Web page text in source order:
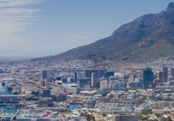
Veel gezocht
Contact